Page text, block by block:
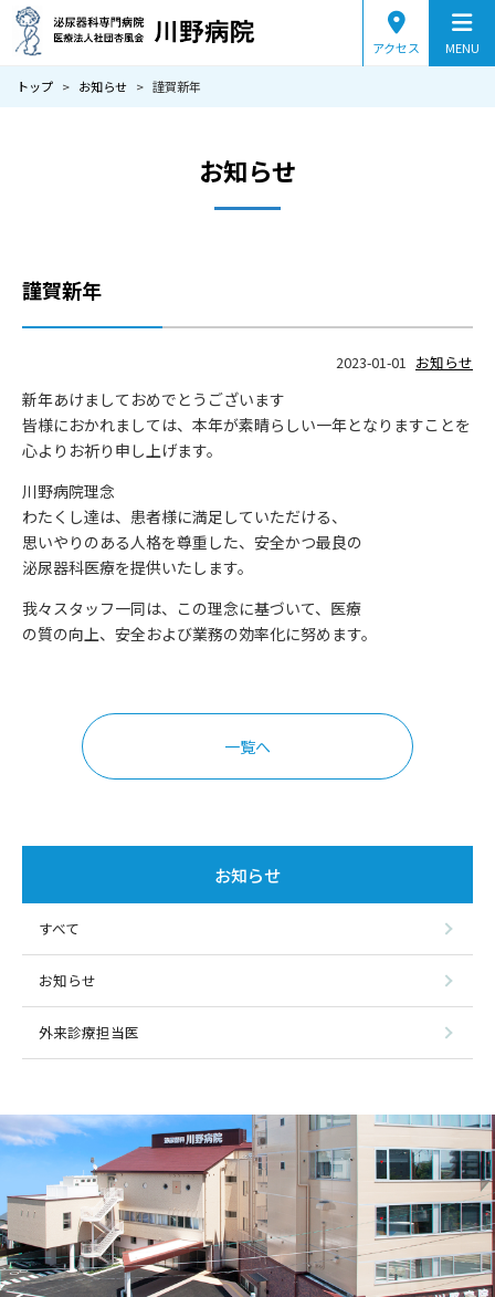
アクセス MENU
当院のご案内
交通アクセス
採用情報
お知らせ
お問い合わせ
トップ > お知らせ > 謹賀新年
お知らせ
謹賀新年
2023-01-01 お知らせ
新年あけましておめでとうございます
皆様におかれましては、本年が素晴らしい一年となりますことを
心よりお祈り申し上げます。
川野病院理念
わたくし達は、患者様に満足していただける、
思いやりのある人格を尊重した、安全かつ最良の
泌尿器科医療を提供いたします。
我々スタッフ一同は、この理念に基づいて、医療
の質の向上、安全および業務の効率化に努めます。
一覧へ
お知らせ
すべて
お知らせ
外来診療担当医